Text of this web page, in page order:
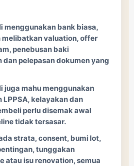
menggunakan bank biasa,
melibatkan valuation, offer
penebusan baki
dan pelepasan dokumen yang
juga mahu menggunakan
LPPSA, kelayakan dan
perlu disemak awal
tidak tersasar.
strata, consent, bumi lot,
tunggakan
atau isu renovation, semua